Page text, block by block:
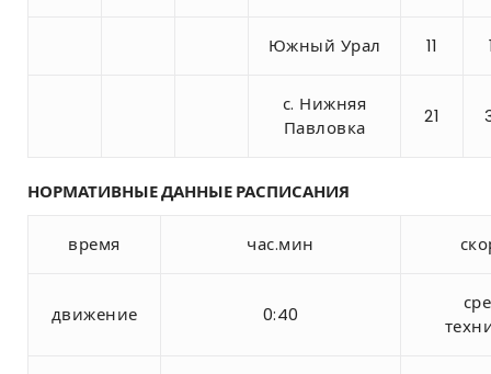
Южный Урал 11
с. Нижняя
Павловка
21
НОРМАТИВНЫЕ ДАННЫЕ РАСПИСАНИЯ
время час.мин
движение 0:40